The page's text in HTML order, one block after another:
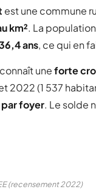
est une commune
km². La
ans, ce qui en
uneforte
2022 (1 537
foyer. Le solde
(recensement 2022)